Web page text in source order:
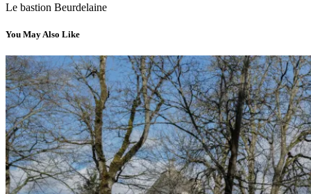
Le bastion Beurdelaine
You May Also Like